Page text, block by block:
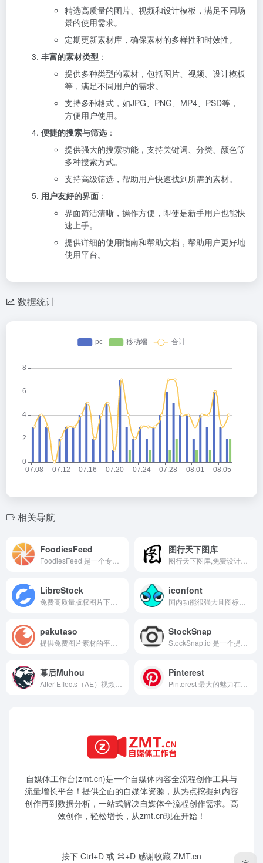
精选高质量的图片、视频和设计模板，满足不同场
景的使用需求。
定期更新素材库，确保素材的多样性和时效性。
丰富的素材类型 ：
提供多种类型的素材，包括图片、视频、设计模板
等，满足不同用户的需求。
支持多种格式，如JPG、PNG、MP4、PSD等，
方便用户使用。
便捷的搜索与筛选：
提供强大的搜索功能，支持关键词、分类、颜色等
多种搜索方式。
支持高级筛选，帮助用户快速找到所需的素材。
用户友好的界面 ：
界面简洁清晰，操作方便，即使是新手用户也能快
速上手。
提供详细的使用指南和帮助文档，帮助用户更好地
使用平台。
数据统计
相关导航
FoodiesFeed 图行天下图库
LibreStock iconfont
pakutaso StockSnap
幕后Muhou Pinterest
自媒体工作台(zmt.cn)是一个自媒体内容全流程创作工具与
流量增长平台！提供全面的自媒体资源，从热点挖掘到内容
创作再到数据分析，一站式解决自媒体全流程创作需求。高
效创作，轻松增长，从zmt.cn现在开始！
按下 Ctrl+D 或 ⌘+D 感谢收藏 ZMT.cn